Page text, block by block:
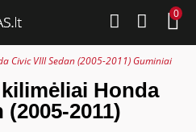
0
Civic VIII Sedan (2005-2011) Guminiai
Honda
2011)